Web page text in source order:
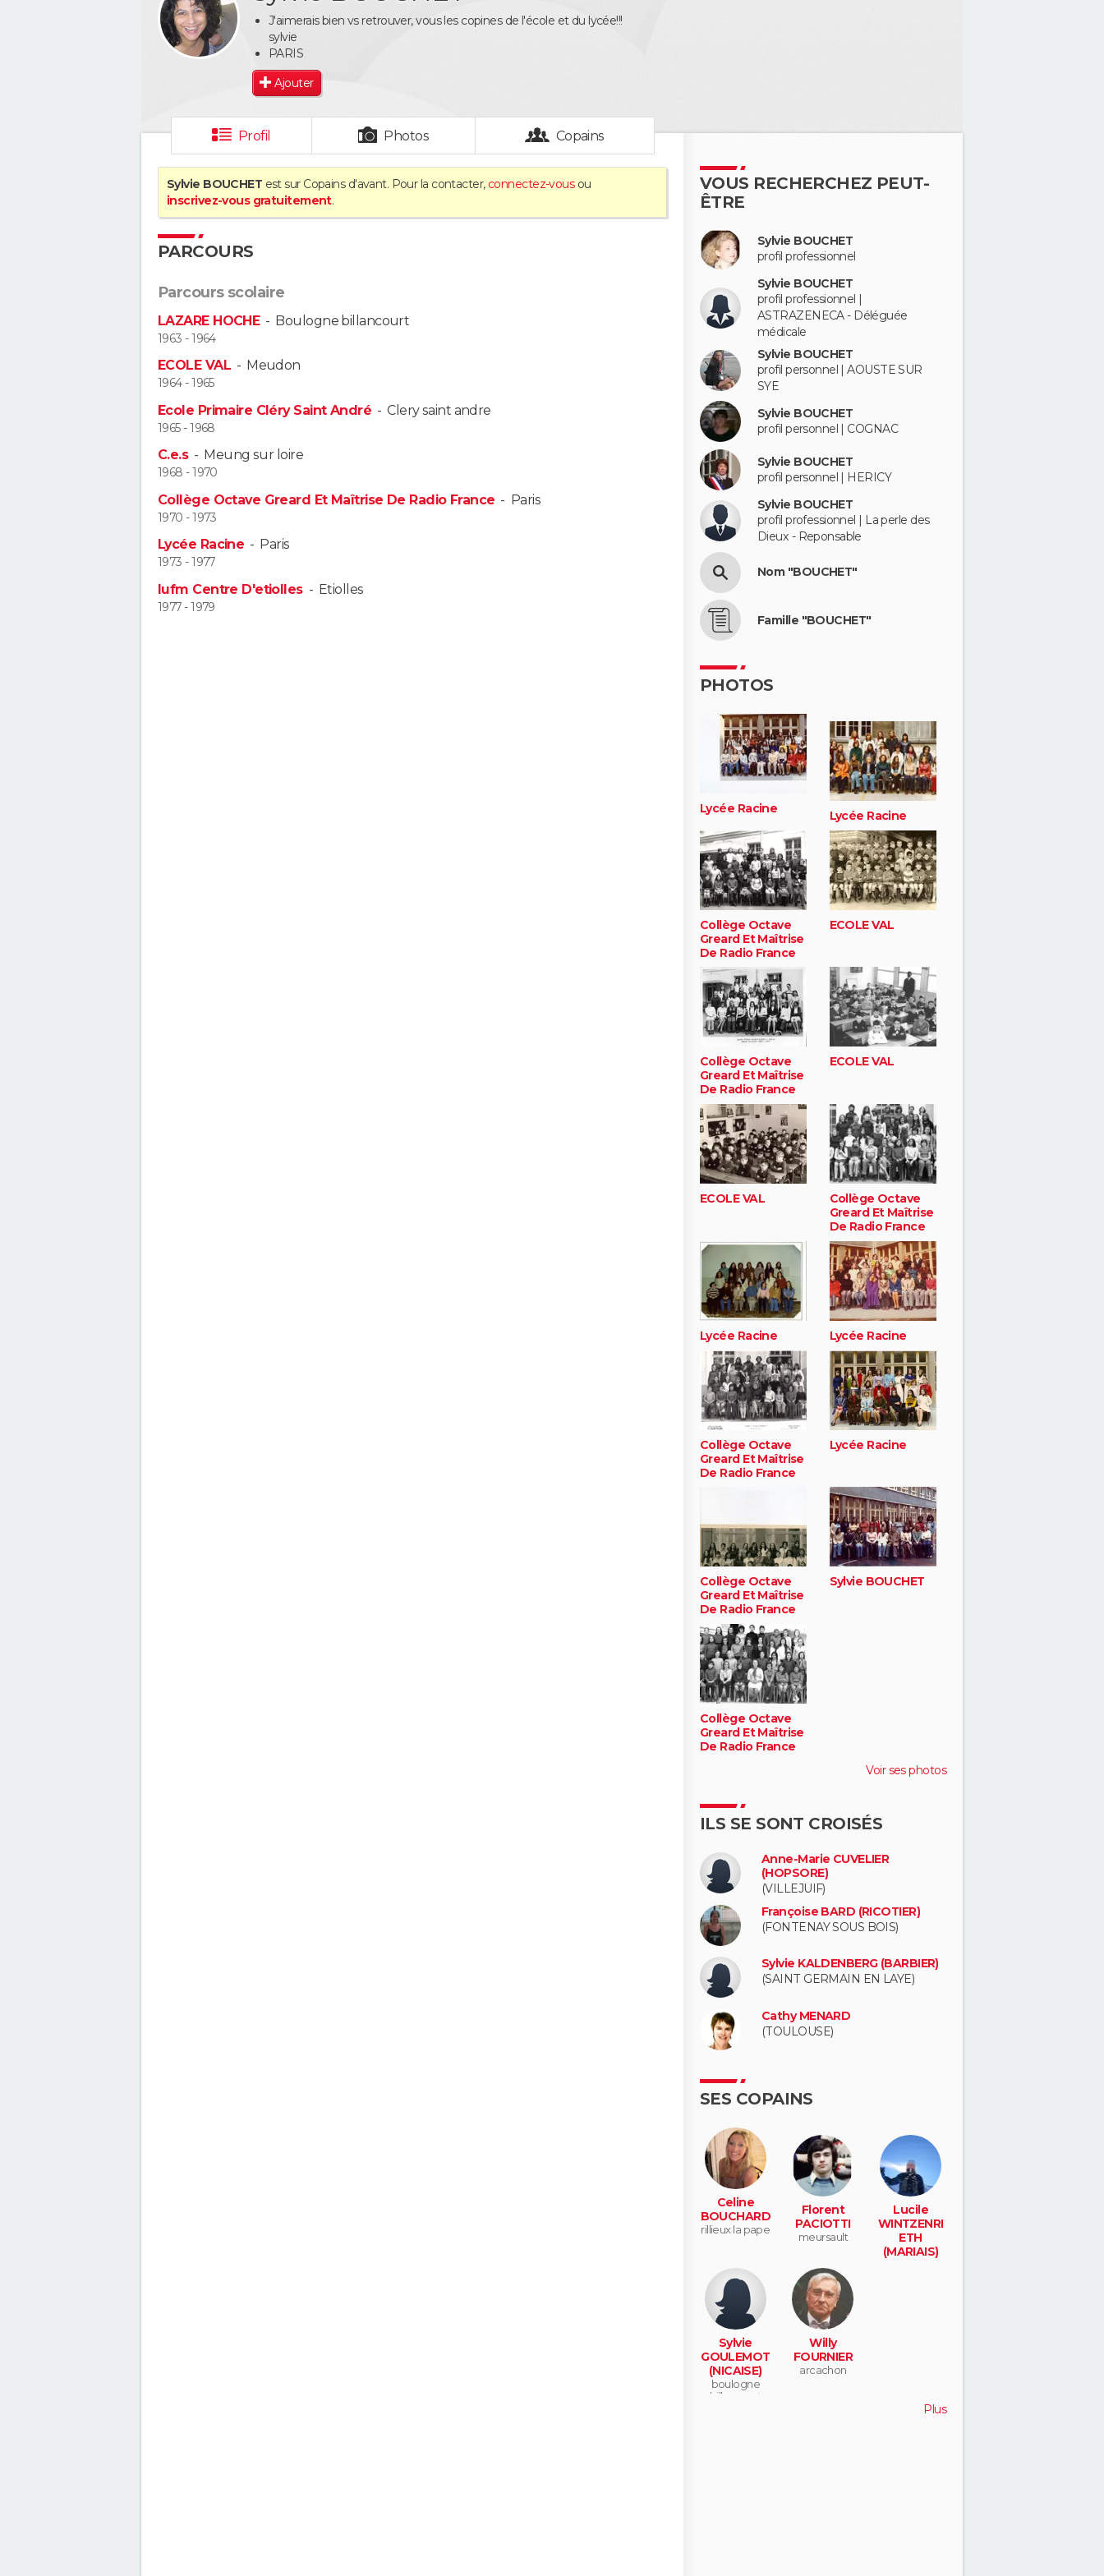
J'aimerais bien vs retrouver, vous les copines de l'école et du lycée!!!
sylvie
PARIS
Ajouter
Profil Photos Copains
Sylvie BOUCHET est sur Copains d'avant. Pour la contacter, connectez-vousou
inscrivez-vous gratuitement.
PARCOURS
Parcours scolaire
LAZARE HOCHE- Boulogne billancourt
1963 - 1964
ECOLE VAL- Meudon
1964 - 1965
Ecole Primaire Cléry Saint André -Clery saint andre
1965 - 1968
C.e.s- Meung sur loire
1968 - 1970
Collège Octave Greard Et Maîtrise De Radio France - Paris
1970 - 1973
Lycée Racine - Paris
1973 - 1977
Iufm Centre D'etiolles- Etiolles
1977 - 1979
VOUS RECHERCHEZ PEUT-
ÊTRE
Sylvie BOUCHET
profil professionnel
Sylvie BOUCHET
profil professionnel |
ASTRAZENECA - Déléguée
médicale
Sylvie BOUCHET
profil personnel | AOUSTE SUR
SYE
Sylvie BOUCHET
profil personnel | COGNAC
Sylvie BOUCHET
profil personnel | HERICY
Sylvie BOUCHET
profil professionnel | La perle des
Dieux - Reponsable
Nom "BOUCHET"
Famille "BOUCHET"
PHOTOS
Lycée Racine Lycée Racine
Collège Octave
Greard Et Maîtrise
De Radio France
ECOLE VAL
Collège Octave
Greard Et Maîtrise
De Radio France
ECOLE VAL
ECOLE VAL
Collège Octave
Greard Et Maîtrise
De Radio France
Lycée Racine Lycée Racine
Collège Octave
Greard Et Maîtrise
De Radio France
Lycée Racine
Collège Octave
Greard Et Maîtrise
De Radio France
Sylvie BOUCHET
Collège Octave
Greard Et Maîtrise
De Radio France
Voir ses photos
ILS SE SONT CROISÉS
Anne-Marie CUVELIER
(HOPSORE)
(VILLEJUIF)
Françoise BARD (RICOTIER)
(FONTENAY SOUS BOIS)
Sylvie KALDENBERG (BARBIER)
(SAINT GERMAIN EN LAYE)
Cathy MENARD
(TOULOUSE)
SES COPAINS
Celine
BOUCHARD
rillieux la pape
Florent
PACIOTTI
meursault
Lucile
WINTZENRI
ETH
(MARIAIS)
Sylvie
GOULEMOT
(NICAISE)
boulogne
billancourt
Willy
FOURNIER
arcachon
Plus